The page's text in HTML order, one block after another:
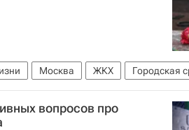
Москва ЖКХ
Городская
городского хозяйства Москвы
вопросов про